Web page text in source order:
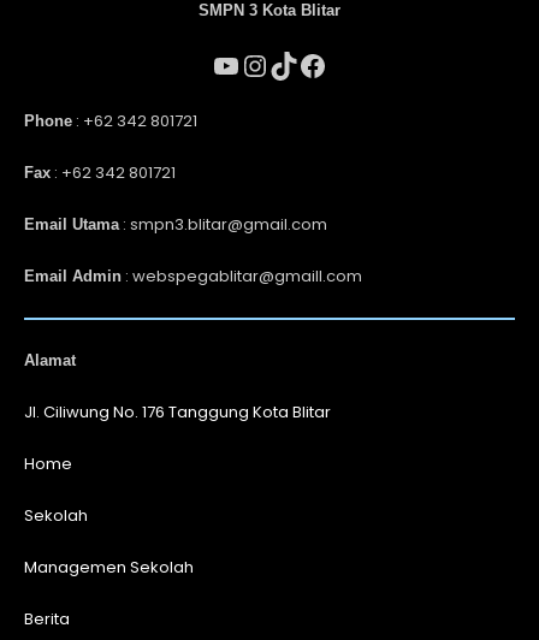
SMPN 3 Kota Blitar
Phone : +62 342 801721
Fax : +62 342 801721
Email Utama: smpn3.blitar@gmail.com
Email Admin : webspegablitar@gmaill.com
Alamat
Jl. Ciliwung No. 176 Tanggung Kota Blitar
Home
Sekolah
Managemen Sekolah
Berita